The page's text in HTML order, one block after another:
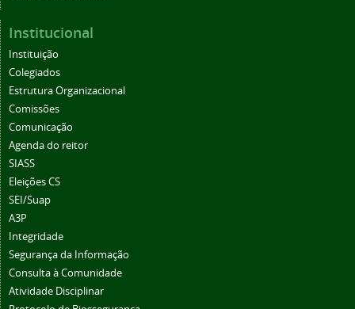
Institucional
Instituição
Colegiados
Estrutura Organizacional
Comissões
Comunicação
Agenda do reitor
SIASS
Eleições CS
SEI/Suap
A3P
Integridade
Segurança da Informação
Consulta à Comunidade
Atividade Disciplinar